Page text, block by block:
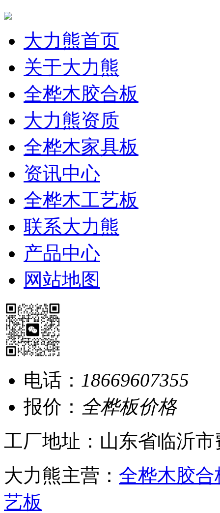
大力熊首页
关于大力熊
全桦木胶合板
大力熊资质
全桦木家具板
资讯中心
全桦木工艺板
联系大力熊
产品中心
网站地图
电话： 18669607355
报价： 全桦板价格
工厂地址：山东省临沂
大力熊主营： 全桦木胶合
艺板